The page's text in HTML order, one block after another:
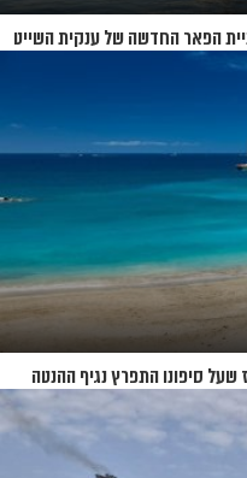
הפאר החדשה של ענקית השייט
סיפונו התפרץ נגיף ההנטה